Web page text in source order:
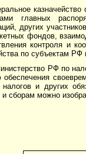
главных
других
фондов,
контроля и
по субъектам РФ
РФ по
и других
и сборам можно